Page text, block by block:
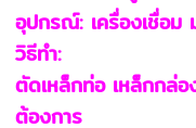
อุปกรณ์: เครื่องเชื่อม
วิธีทำ:
ตัดเหล็กท่อ เหล็กกล่
ต้องการ